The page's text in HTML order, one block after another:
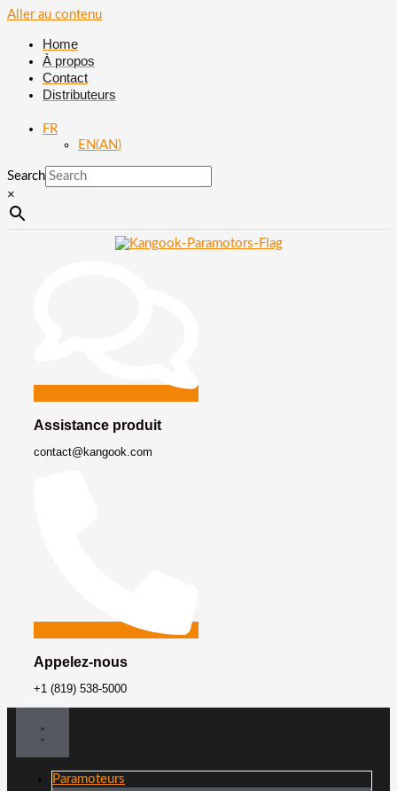
Aller au contenu
Home
À propos
Contact
Distributeurs
FR
EN(AN)
Search
×
Assistance produit
contact@kangook.com
Appelez-nous
+1 (819) 538-5000
Paramoteurs